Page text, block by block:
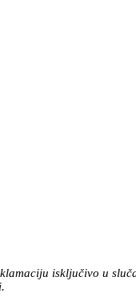
isključivo u